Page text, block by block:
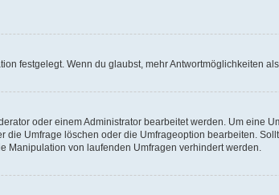
festgelegt. Wenn du glaubst, mehr Antwortmöglichkeiten
oder einem Administrator bearbeitet werden. Um eine
Umfrage löschen oder die Umfrageoption bearbeiten.
Manipulation von laufenden Umfragen verhindert werden.